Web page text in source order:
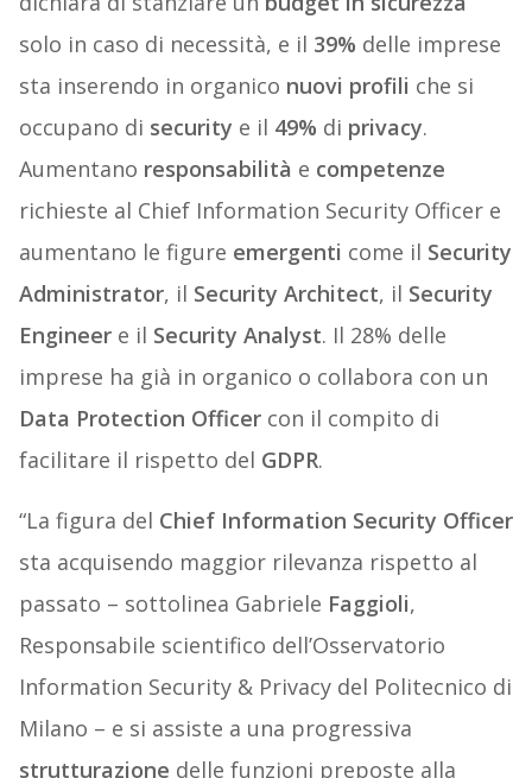
solo in caso di necessità, e il 39% delle imprese
sta inserendo in organico nuovi profili che si
occupano di security e il 49% di privacy.
Aumentano responsabilità e competenze
richieste al Chief Information Security Officer e
aumentano le figure emergenti come il Security
Administrator, il Security Architect, il Security
Engineere il Security Analyst. Il 28% delle
imprese ha già in organico o collabora con un
Data Protection Officercon il compito di
facilitare il rispetto del GDPR.
“La figura del Chief Information Security Officer
sta acquisendo maggior rilevanza rispetto al
passato – sottolinea Gabriele Faggioli,
Responsabile scientifico dell’Osservatorio
Information Security & Privacy del Politecnico di
Milano – e si assiste a una progressiva
strutturazione delle funzioni preposte alla